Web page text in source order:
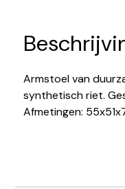
Armstoel van
synthetisch riet.
Afmetingen: